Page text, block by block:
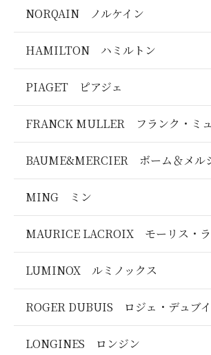
NORQAIN ノルケイン
HAMILTON ハミルトン
PIAGET ピアジェ
FRANCK MULLER フランク・ミ
BAUME&MERCIER ボーム＆メル
MING ミン
MAURICE LACROIX モーリス・
LUMINOX ルミノックス
ROGER DUBUIS ロジェ・デュブイ
LONGINES ロンジン